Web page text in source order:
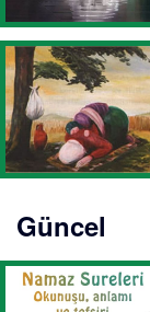
Güncel